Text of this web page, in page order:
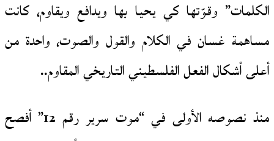
الكلمات” وقوّتها كي يحيا بها ويدافع ويقاوم، كانت
مساهمة غسان في الكلام والقول والصوت، واحدة من
أعلى أشكال الفعل الفلسطيني التاريخي المقاوم..
منذ نصوصه الأولى في “موت سرير رقم 12” أفصح